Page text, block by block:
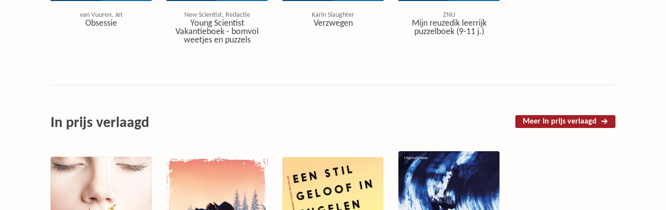
van Vuuren, Jet
Obsessie
New Scientist, Redactie
Young Scientist
Vakantieboek - bomvol
weetjes en puzzels
Karin Slaughter
Verzwegen
ZNU
Mijn reuzedik leerrijk
puzzelboek (9-11 j.)
In prijs verlaagd Meer In prijs verlaagd